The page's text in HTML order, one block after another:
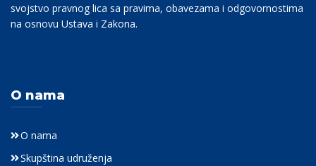
svojstvo pravnog lica sa pravima, obavezama i odgovornostima
na osnovu Ustava i Zakona.
O nama
O nama
Skupština udruženja